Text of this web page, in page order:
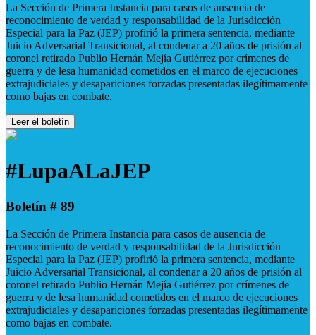
La Sección de Primera Instancia para casos de ausencia de
reconocimiento de verdad y responsabilidad de la Jurisdicción
Especial para la Paz (JEP) profirió la primera sentencia, mediante
Juicio Adversarial Transicional, al condenar a 20 años de prisión al
coronel retirado Publio Hernán Mejía Gutiérrez por crímenes de
guerra y de lesa humanidad cometidos en el marco de ejecuciones
extrajudiciales y desapariciones forzadas presentadas ilegítimamente
como bajas en combate.
Leer el boletín
#LupaALaJEP
Boletín # 89
La Sección de Primera Instancia para casos de ausencia de
reconocimiento de verdad y responsabilidad de la Jurisdicción
Especial para la Paz (JEP) profirió la primera sentencia, mediante
Juicio Adversarial Transicional, al condenar a 20 años de prisión al
coronel retirado Publio Hernán Mejía Gutiérrez por crímenes de
guerra y de lesa humanidad cometidos en el marco de ejecuciones
extrajudiciales y desapariciones forzadas presentadas ilegítimamente
como bajas en combate.